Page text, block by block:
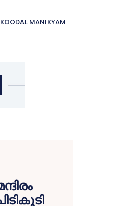
KOODAL MANIKYAM